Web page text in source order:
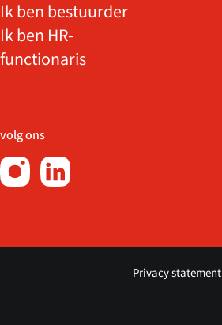
volg ons
Ik ben bestuurder
Ik ben HR-
functionaris
Privacy statement